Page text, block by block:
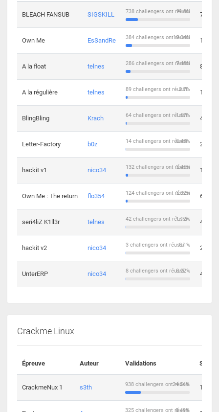
BLEACH FANSUB SIGSKILL 19.3%
738 challengers ont réussi 7
Own Me EsSandRe 10.04%
384 challengers ont réussi 13
A la float telnes 7.48%
286 challengers ont réussi 8
A la régulière telnes 2.7%
89 challengers ont réussi 10
BlingBling Krach 1.67%
64 challengers ont réussi 4
Letter-Factory b0z 0.43%
14 challengers ont réussi 2
hackit v1 nico34 3.45%
132 challengers ont réussi 12
Own Me : The return flo354 3.32%
124 challengers ont réussi 6
seri4liZ K1ll3r telnes 1.12%
42 challengers ont réussi 4
hackit v2 nico34 0.1%
3 challengers ont réussi 2
UnterERP nico34 0.22%
8 challengers ont réussi 4
Crackme Linux
Épreuve Auteur Validations
CrackmeNux 1 s3th 24.54%
938 challengers ont réussi 14
8.49%
325 challengers ont réussi